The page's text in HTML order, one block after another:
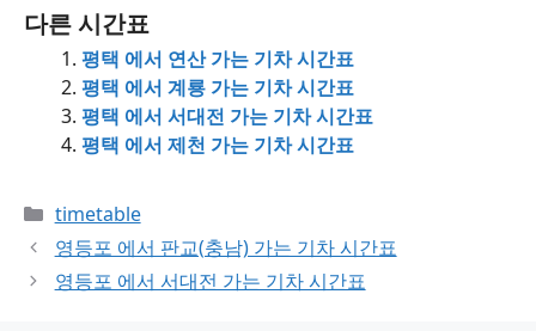
다른 시간표
평택 에서 연산 가는 기차 시간표
평택 에서 계룡 가는 기차 시간표
평택 에서 서대전 가는 기차 시간표
평택 에서 제천 가는 기차 시간표
Categories
timetable
영등포 에서 판교(충남) 가는 기차 시간표
영등포 에서 서대전 가는 기차 시간표